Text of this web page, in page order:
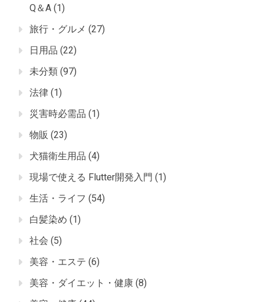
Q＆A (1)
旅行・グルメ (27)
日用品 (22)
未分類 (97)
法律 (1)
災害時必需品 (1)
物販 (23)
犬猫衛生用品 (4)
現場で使える Flutter開発入門 (1)
生活・ライフ (54)
白髪染め (1)
社会 (5)
美容・エステ (6)
美容・ダイエット・健康 (8)